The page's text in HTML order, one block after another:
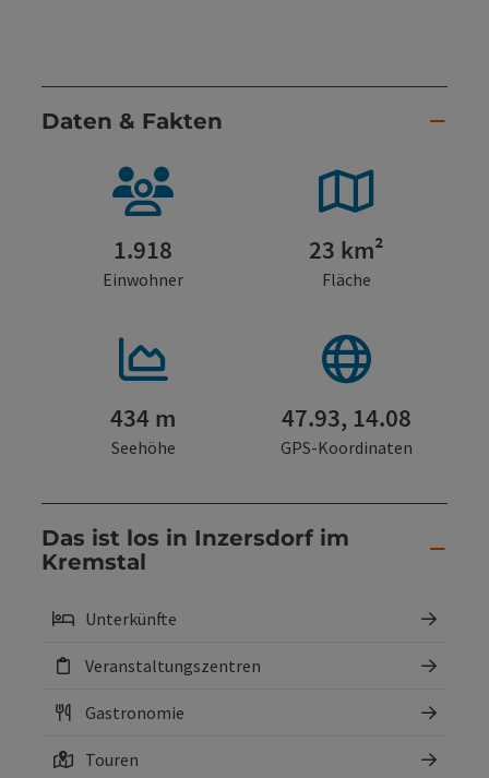
Daten & Fakten
1.918
Einwohner
23 km²
Fläche
434 m
Seehöhe
47.93, 14.08
GPS-Koordinaten
Das ist los in Inzersdorf im
Kremstal
Unterkünfte
Veranstaltungszentren
Gastronomie
Touren